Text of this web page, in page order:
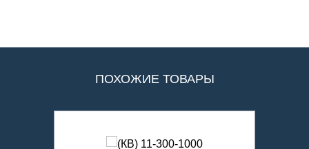
ПОХОЖИЕ ТОВАРЫ